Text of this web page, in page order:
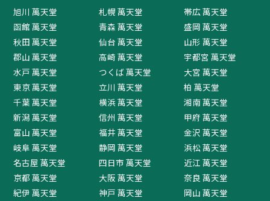
旭川 萬天堂 札幌 萬天堂
帯広 萬天堂
函館 萬天堂
青森 萬天堂
盛岡 萬天堂
秋田 萬天堂
仙台 萬天堂
山形 萬天堂
郡山 萬天堂
高崎 萬天堂
宇都宮 萬天堂
水戸 萬天堂
つくば 萬天堂
大宮 萬天堂
東京 萬天堂
立川 萬天堂
柏 萬天堂
千葉 萬天堂
横浜 萬天堂
湘南 萬天堂
新潟 萬天堂
信州 萬天堂
甲府 萬天堂
富山 萬天堂
福井 萬天堂
金沢 萬天堂
岐阜 萬天堂
静岡 萬天堂
浜松 萬天堂
名古屋 萬天堂
四日市 萬天堂
近江 萬天堂
京都 萬天堂
大阪 萬天堂
奈良 萬天堂
紀伊 萬天堂
神戸 萬天堂 岡山 萬天堂